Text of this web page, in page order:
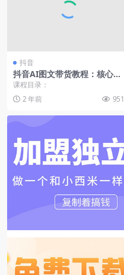
抖音
抖音AI图文带货教程：核心算
法/AI技术运用/如何发图文/账
课程目录：
2 年前
951